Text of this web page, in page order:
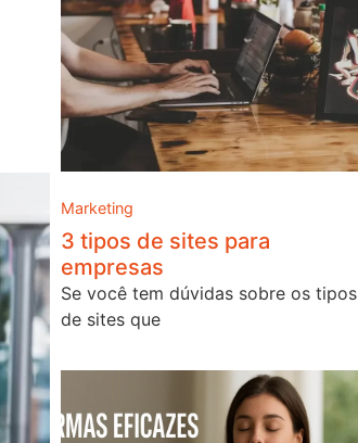
Marketing
3 tipos de sites para
empresas
Se você tem dúvidas sobre os tipos
de sites que